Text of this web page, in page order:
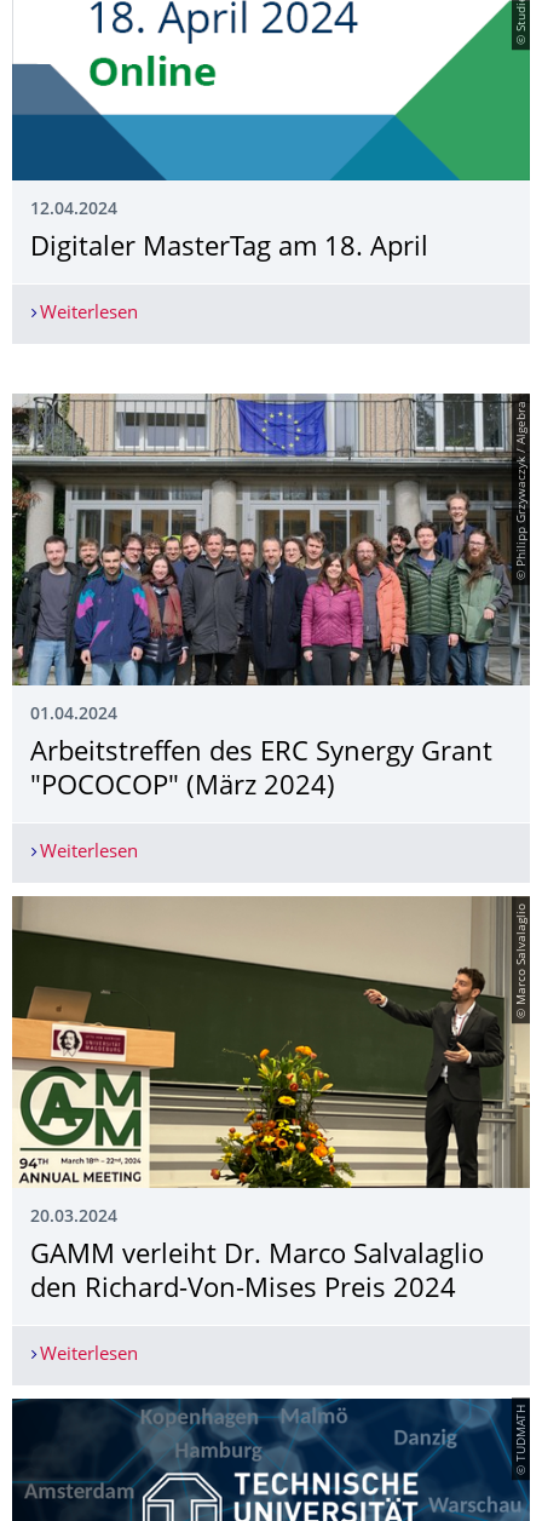
12.04.2024
Digitaler MasterTag am 18. April
Weiterlesen
© Philipp Grzywaczyk / Algebra
01.04.2024
Arbeitstreffen des ERC Synergy Grant
"POCOCOP" (März 2024)
Weiterlesen
© Marco Salvalaglio
20.03.2024
GAMM verleiht Dr. Marco Salvalaglio
den Richard-Von-Mises Preis 2024
Weiterlesen
© TUDMATH